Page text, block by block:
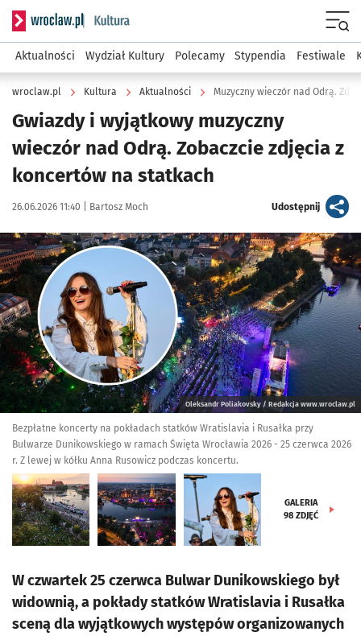
Serwis informacyjny wroclaw.pl podserwis: Kultura
Aktualności Wydział Kultury Polecamy Stypendia Festiwale
wroclaw.pl Kultura Aktualności Muzyczny wieczór nad Odrą.
Gwiazdy i wyjątkowy muzyczny
wieczór nad Odrą. Zobaczcie zdjęcia z
koncertów na statkach
Data publikacji:
26.06.2026 11:40 | Autor:
Bartosz Moch Udostępnijartykuł
Kliknij, aby zobaczyć galerię
Kliknij, aby powiększyć
Oleksandr Poliakovsky / Redakcja www.wroclaw.pl
Bezpłatne koncerty na pokładach statków Wratislavia i Rusałka przy
Bulwarze Dunikowskiego w ramach Święta Wrocławia 2026 - 25 czerwca 2026
r. Z lewej w kółku Anna Rusowicz podczas koncertu.
GALERIA
98 ZDJĘĆ
W czwartek 25 czerwca Bulwar Dunikowskiego był
widownią, a pokłady statków Wratislavia i Rusałka
sceną dla wyjątkowych występów organizowanych